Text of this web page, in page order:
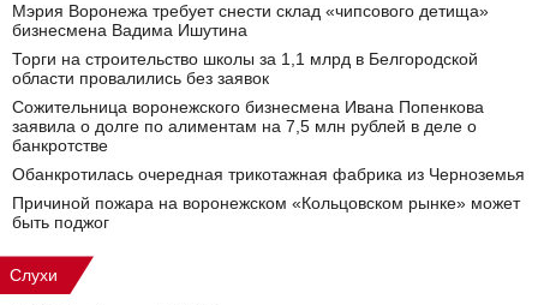
Мэрия Воронежа требует снести склад «чипсового детища»
бизнесмена Вадима Ишутина
Торги на строительство школы за 1,1 млрд в Белгородской
области провалились без заявок
Сожительница воронежского бизнесмена Ивана Попенкова
заявила о долге по алиментам на 7,5 млн рублей в деле о
банкротстве
Обанкротилась очередная трикотажная фабрика из Черноземья
Причиной пожара на воронежском «Кольцовском рынке» может
быть поджог
Слухи